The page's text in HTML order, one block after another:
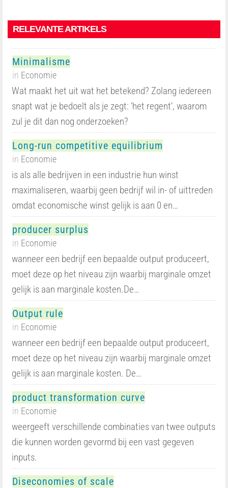
RELEVANTE ARTIKELS
Minimalisme
in Economie
Wat maakt het uit wat het betekend? Zolang iedereen
snapt wat je bedoelt als je zegt: ‘het regent’, waarom
zul je dit dan nog onderzoeken?
Long-run competitive equilibrium
in Economie
is als alle bedrijven in een industrie hun winst
maximaliseren, waarbij geen bedrijf wil in- of uittreden
omdat economische winst gelijk is aan 0 en…
producer surplus
in Economie
wanneer een bedrijf een bepaalde output produceert,
moet deze op het niveau zijn waarbij marginale omzet
gelijk is aan marginale kosten.De…
Output rule
in Economie
wanneer een bedrijf een bepaalde output produceert,
moet deze op het niveau zijn waarbij marginale omzet
gelijk is aan marginale kosten. De…
product transformation curve
in Economie
weergeeft verschillende combinaties van twee outputs
die kunnen worden gevormd bij een vast gegeven
inputs.
Diseconomies of scale